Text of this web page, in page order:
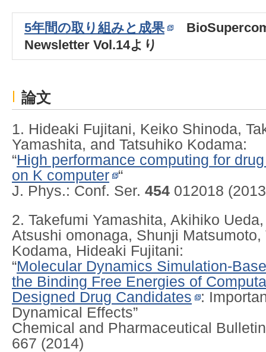
5年間の取り組みと成果
Newsletter Vol.14より
論文
1. Hideaki Fujitani, Keiko Shinoda,
Yamashita, and Tatsuhiko Kodama:
“High performance computing for
on K computer “
J. Phys.: Conf. Ser. 454 012018
2. Takefumi Yamashita, Akihiko
Atsushi omonaga, Shunji Matsumoto,
Kodama, Hideaki Fujitani:
“Molecular Dynamics Simulation-
the Binding Free Energies of
Designed Drug Candidates
:
Dynamical Effects”
Chemical and Pharmaceutical
667 (2014)